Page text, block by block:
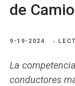
de
9-19-2024
La
conductores